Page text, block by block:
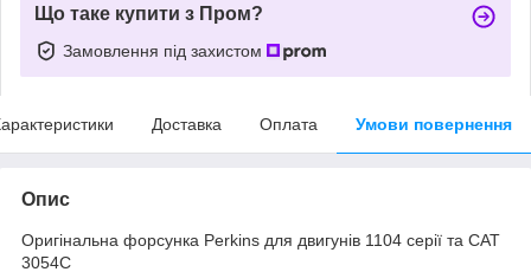
Що таке купити з Пром?
Замовлення під захистом
Доставка Оплата Умови повернення
Опис
Оригінальна форсунка Perkins для двигунів 1104 серії та CAT
3054С